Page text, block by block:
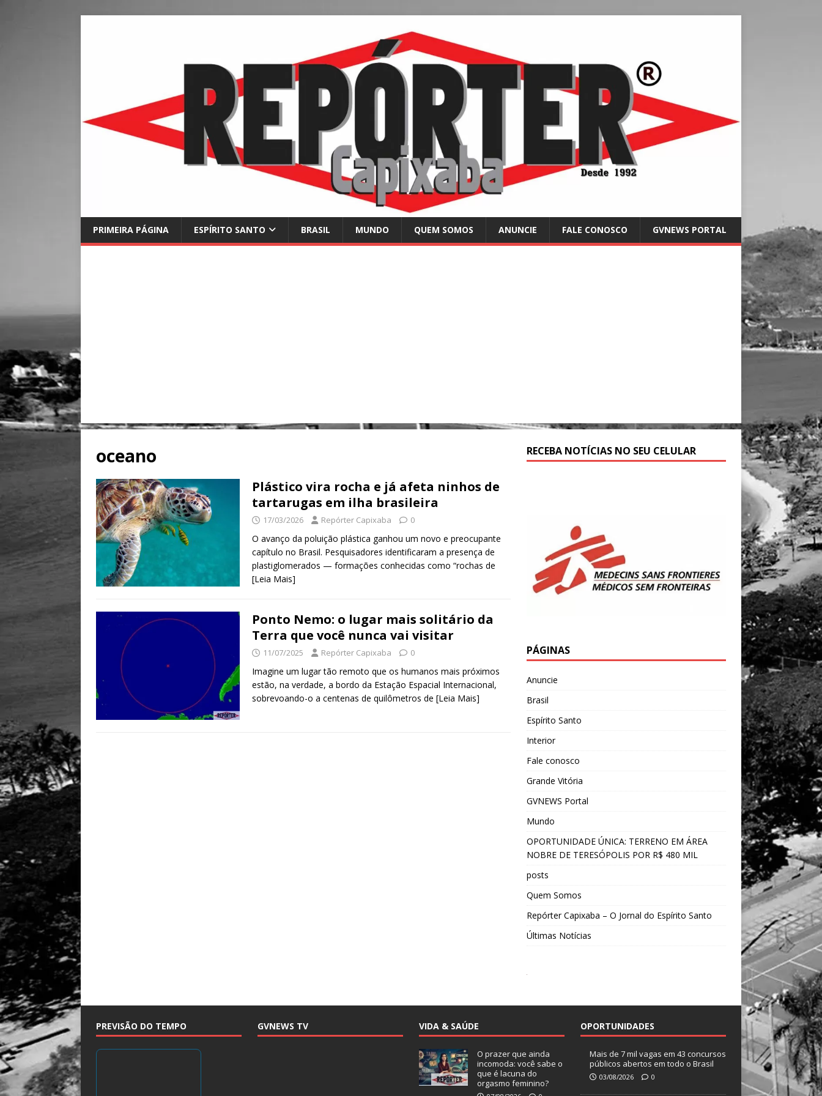
PRIMEIRA PÁGINA ESPÍRITO SANTO BRASIL MUNDO QUEM SOMOS ANUNCIE FALE CONOSCO GVNEWS PORTAL
oceano
Plástico vira rocha e já afeta ninhos de
tartarugas em ilha brasileira
17/03/2026 Repórter Capixaba 0
O avanço da poluição plástica ganhou um novo e preocupante
capítulo no Brasil. Pesquisadores identificaram a presença de
plastiglomerados — formações conhecidas como “rochas de
[Leia Mais]
Ponto Nemo: o lugar mais solitário da
Terra que você nunca vai visitar
11/07/2025 Repórter Capixaba 0
Imagine um lugar tão remoto que os humanos mais próximos
estão, na verdade, a bordo da Estação Espacial Internacional,
sobrevoando-o a centenas de quilômetros de [Leia Mais]
RECEBA NOTÍCIAS NO SEU CELULAR
PÁGINAS
Anuncie
Brasil
Espírito Santo
Interior
Fale conosco
Grande Vitória
GVNEWS Portal
Mundo
OPORTUNIDADE ÚNICA: TERRENO EM ÁREA
NOBRE DE TERESÓPOLIS POR R$ 480 MIL
posts
Quem Somos
Repórter Capixaba – O Jornal do Espírito Santo
Últimas Notícias
PREVISÃO DO TEMPO GVNEWS TV VIDA & SAÚDE
O prazer que ainda
incomoda: você sabe o
que é lacuna do
orgasmo feminino?
OPORTUNIDADES
Mais de 7 mil vagas em 43 concursos
públicos abertos em todo o Brasil
03/08/2026 0